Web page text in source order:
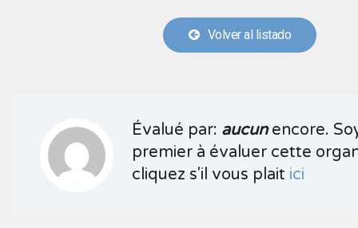
Volver al listado
Évalué par: aucunencore.
premier à évaluer cette
cliquez s'il vous plait ici